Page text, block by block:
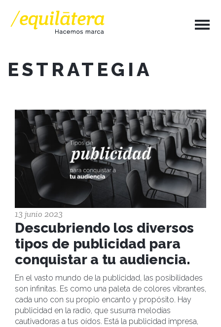
ESTRATEGIA
13 junio 2023
Descubriendo los diversos
tipos de publicidad para
conquistar a tu audiencia.
En el vasto mundo de la publicidad, las posibilidades
son infinitas. Es como una paleta de colores vibrantes,
cada uno con su propio encanto y propósito. Hay
publicidad en la radio, que susurra melodías
cautivadoras a tus oídos. Está la publicidad impresa,